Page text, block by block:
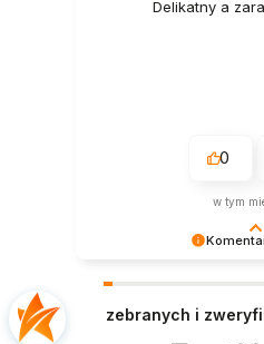
że jesteśmy na
pozdrowieniami, obsługa
Delikatny a
0
w tym
zebranych i